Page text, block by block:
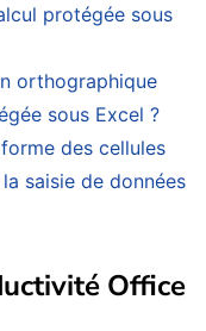
protégée sous
orthographique
sous Excel ?
des cellules
saisie de données
Office